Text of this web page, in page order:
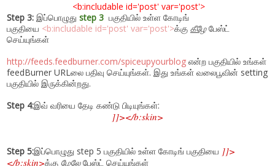
<b:includable id='post' var='post'>
Step 3: இப்பொழுது step 3 பகுதியில் உள்ள கோடிங்
பகுதியை <b:includable id='post' var='post'>க்கு கீழேபேஸ்ட்
செய்யுங்கள்
http://feeds.feedburner.com/spiceupyourblog என்ற பகுதியில் உங்கள்
feedBurner URLலை பதிவு செய்யுங்கள். இது உங்கள் வலைபூவின் setting
பகுதியில் இருக்கின்றது.
Step 4:இவ் வரியை தேடி கண்டு பிடியுங்கள்:
]]></b:skin>
Step 5:இப்பொழுது step 5 பகுதியில் உள்ள கோடிங் பகுதியை ]]>
</b:skin>க்கு மேலேபேஸ்ட் செய்யுங்கள்